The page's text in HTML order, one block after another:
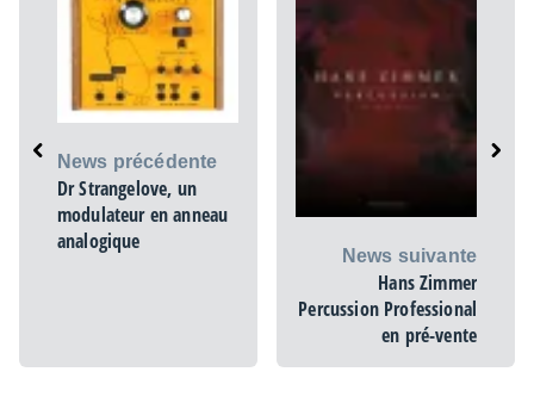
News précédente
Dr Strangelove, un
modulateur en anneau
analogique
News suivante
Hans Zimmer
Percussion Professional
en pré-vente